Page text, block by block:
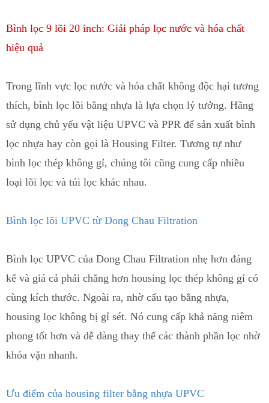
Bình lọc 9 lõi 20 inch: Giải pháp lọc nước và hóa chất
hiệu quả
Trong lĩnh vực lọc nước và hóa chất không độc hại tương
thích, bình lọc lõi bằng nhựa là lựa chọn lý tưởng. Hãng
sử dụng chủ yếu vật liệu UPVC và PPR để sản xuất bình
lọc nhựa hay còn gọi là Housing Filter. Tương tự như
bình lọc thép không gỉ, chúng tôi cũng cung cấp nhiều
loại lõi lọc và túi lọc khác nhau.
Bình lọc lõi UPVC từ Dong Chau Filtration
Bình lọc UPVC của Dong Chau Filtration nhẹ hơn đáng
kể và giá cả phải chăng hơn housing lọc thép không gỉ có
cùng kích thước. Ngoài ra, nhờ cấu tạo bằng nhựa,
housing lọc không bị gỉ sét. Nó cung cấp khả năng niêm
phong tốt hơn và dễ dàng thay thế các thành phần lọc nhờ
khóa vặn nhanh.
Ưu điểm của housing filter bằng nhựa UPVC